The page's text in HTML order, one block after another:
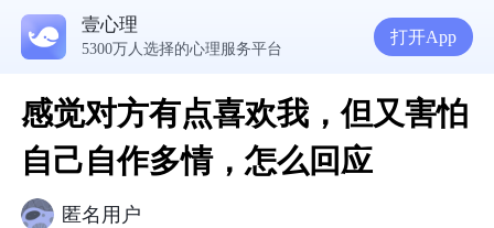
壹心理
5300万人选择的心理服务平台
打开App
感觉对方有点喜欢我，但又害怕
自己自作多情，怎么回应
匿名用户